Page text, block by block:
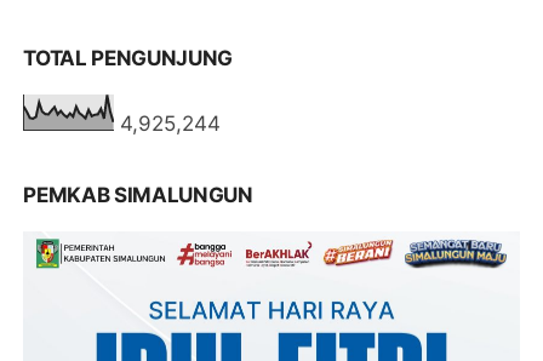
TOTAL PENGUNJUNG
4,925,244
PEMKAB SIMALUNGUN